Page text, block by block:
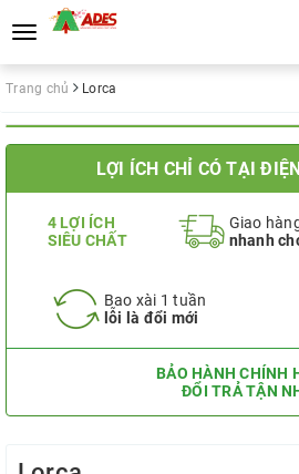
Toggle
navigation
Trang chủ Lorca
LỢI ÍCH CHỈ CÓ TẠI
4 LỢI ÍCH
SIÊU CHẤT
Giao
nhanh
Bao xài 1 tuần
lỗi là đổi mới
BẢO HÀNH CHÍNH
ĐỔI TRẢ TẬN